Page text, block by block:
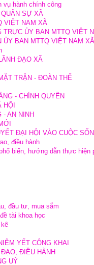
vụ hành chính công
QUÂN SỰ XÃ
VIỆT NAM XÃ
TRỰC ỦY BAN MTTQ VIỆT
ỦY BAN MTTQ VIỆT NAM XÃ
ĐẠO XÃ
TRẬN - ĐOÀN THỂ
- CHÍNH QUYỀN
HỘI
- AN NINH
ĐẠI HỘI VÀO CUỘC
điều hành
biến, hướng dẫn thực hiện
đầu tư, mua sắm
tài khoa học
kê
YẾT CÔNG KHAI
ĐIỀU HÀNH
UỶ